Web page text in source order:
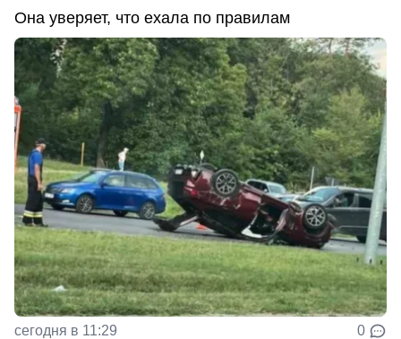
Она уверяет, что ехала по правилам
сегодня в 11:29 0